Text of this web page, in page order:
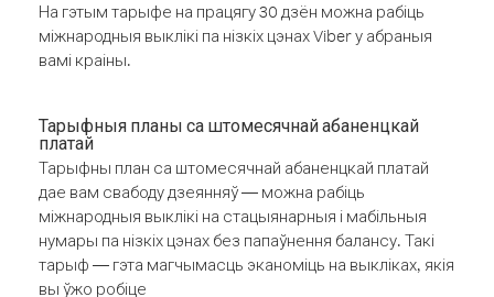
На гэтым тарыфе на працягу 30 дзён можна рабіць
міжнародныя выклікі па нізкіх цэнах Viber у абраныя
вамі краіны.
Тарыфныя планы са штомесячнай абаненцкай
платай
Тарыфны план са штомесячнай абаненцкай платай
дае вам свабоду дзеянняў — можна рабіць
міжнародныя выклікі на стацыянарныя і мабільныя
нумары па нізкіх цэнах без папаўнення балансу. Такі
тарыф — гэта магчымасць эканоміць на выкліках, якія
вы ўжо робіце